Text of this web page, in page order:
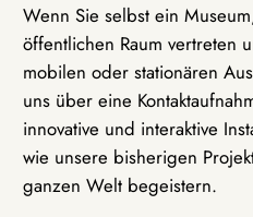
Wenn Sie selbst ein
öffentlichen Raum vertreten
mobilen oder stationären
uns über eine
innovative und interaktive
wie unsere bisherigen
ganzen Welt begeistern.